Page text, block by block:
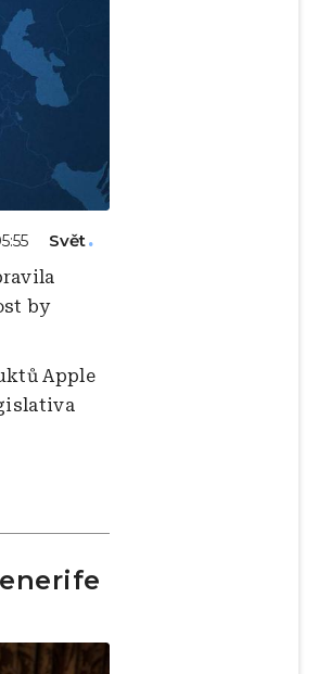
Svět
by
Apple